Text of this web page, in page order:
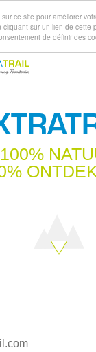
ce site pour améliorer
cliquant sur un lien de cette
de définir des
100%